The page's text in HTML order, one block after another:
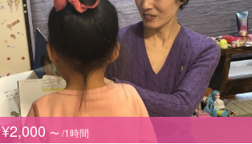
¥2,000 〜 /1時間